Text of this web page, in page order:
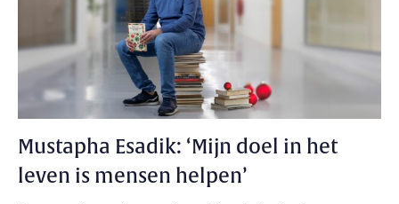
Mustapha Esadik: ‘Mijn doel in het
leven is mensen helpen’